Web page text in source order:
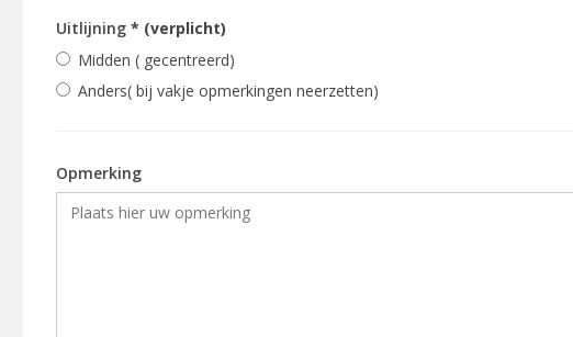
Uitlijning * (verplicht)
Midden ( gecentreerd)
Anders( bij vakje opmerkingen neerzetten)
Opmerking